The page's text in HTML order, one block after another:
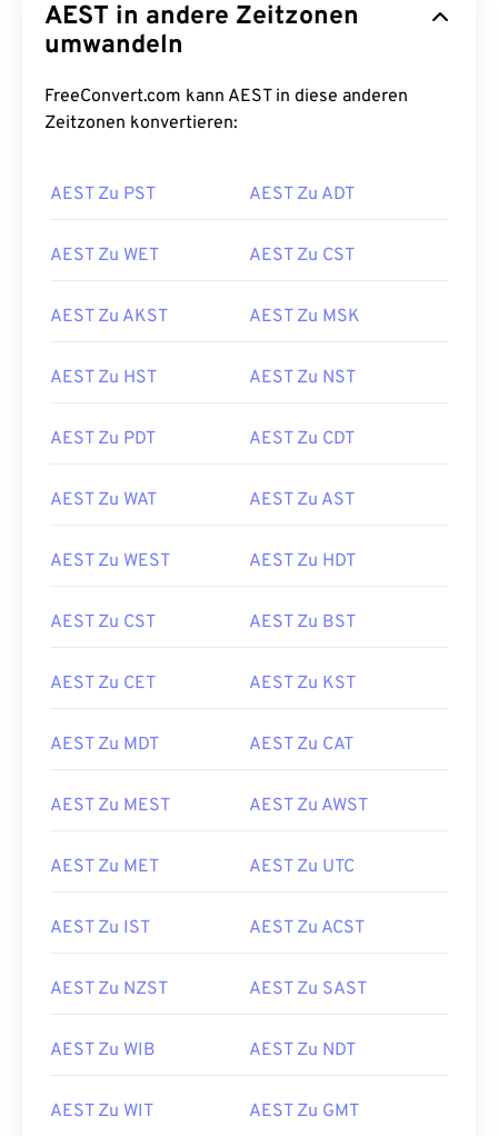
AEST in andere Zeitzonen
umwandeln
FreeConvert.com kann AEST in diese anderen
Zeitzonen konvertieren:
AEST Zu PST AEST Zu ADT
AEST Zu WET AEST Zu CST
AEST Zu AKST AEST Zu MSK
AEST Zu HST AEST Zu NST
AEST Zu PDT AEST Zu CDT
AEST Zu WAT AEST Zu AST
AEST Zu WEST AEST Zu HDT
AEST Zu CST AEST Zu BST
AEST Zu CET AEST Zu KST
AEST Zu MDT AEST Zu CAT
AEST Zu MEST AEST Zu AWST
AEST Zu MET AEST Zu UTC
AEST Zu IST AEST Zu ACST
AEST Zu NZST AEST Zu SAST
AEST Zu WIB AEST Zu NDT
AEST Zu WIT AEST Zu GMT